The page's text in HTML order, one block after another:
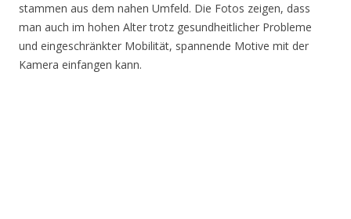
stammen aus dem nahen Umfeld. Die Fotos zeigen, dass
man auch im hohen Alter trotz gesundheitlicher Probleme
und eingeschränkter Mobilität, spannende Motive mit der
Kamera einfangen kann.